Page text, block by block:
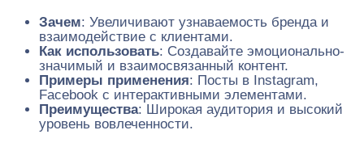
Зачем: Увеличивают узнаваемость бренда и
взаимодействие с клиентами.
Как использовать: Создавайте эмоционально-
значимый и взаимосвязанный контент.
Примеры применения: Посты в Instagram,
Facebook с интерактивными элементами.
Преимущества: Широкая аудитория и высокий
уровень вовлеченности.